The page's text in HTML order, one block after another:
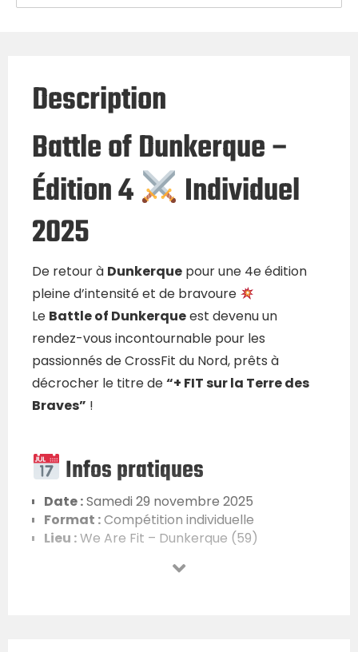
Description
Battle of Dunkerque –
Édition 4
Individuel
2025
De retour à Dunkerque pour une 4e édition
pleine d’intensité et de bravoure
Le Battle of Dunkerqueest devenu un
rendez-vous incontournable pour les
passionnés de CrossFit du Nord, prêts à
décrocher le titre de“+ FIT sur la Terre des
Braves” !
Infos pratiques
Date :Samedi 29 novembre 2025
Format :Compétition individuelle
Lieu :We Are Fit – Dunkerque (59)
55 € + frais de plateforme